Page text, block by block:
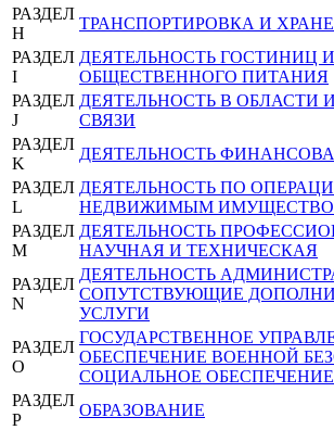
РАЗДЕЛ
H
ТРАНСПОРТИРОВКА И
РАЗДЕЛ
I
ДЕЯТЕЛЬНОСТЬ ГОСТИНИЦ
ОБЩЕСТВЕННОГО ПИТАНИЯ
РАЗДЕЛ
J
ДЕЯТЕЛЬНОСТЬ В
СВЯЗИ
РАЗДЕЛ
K
ДЕЯТЕЛЬНОСТЬ
РАЗДЕЛ
L
ДЕЯТЕЛЬНОСТЬ ПО
НЕДВИЖИМЫМ
РАЗДЕЛ
M
ДЕЯТЕЛЬНОСТЬ
НАУЧНАЯ И ТЕХНИЧЕСКАЯ
РАЗДЕЛ
N
ДЕЯТЕЛЬНОСТЬ
СОПУТСТВУЮЩИЕ
УСЛУГИ
РАЗДЕЛ
O
ГОСУДАРСТВЕННОЕ
ОБЕСПЕЧЕНИЕ ВОЕННОЙ
СОЦИАЛЬНОЕ ОБЕСПЕЧЕНИЕ
РАЗДЕЛ
P
ОБРАЗОВАНИЕ